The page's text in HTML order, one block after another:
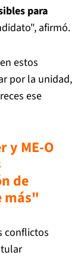
para
afirmó.
estos
por la unidad,
ese
y ME-O
de
más"
conflictos